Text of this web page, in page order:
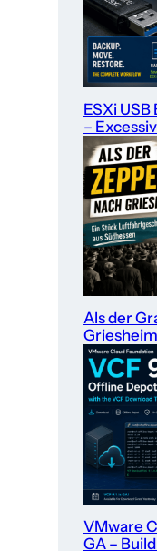
ESXi
–
Als der
VMware
GA –